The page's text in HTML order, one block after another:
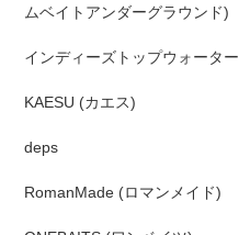
ムベイトアンダーグラウンド)
インディーズトップウォーター
KAESU (カエス)
deps
RomanMade (ロマンメイド)